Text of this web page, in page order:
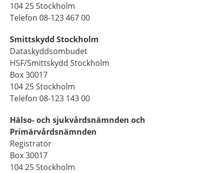
104 25 Stockholm
Telefon 08-123 467 00
Smittskydd Stockholm
Dataskyddsombudet
HSF/Smittskydd Stockholm
Box 30017
104 25 Stockholm
Telefon 08-123 143 00
Hälso- och sjukvårdsnämnden och
Primärvårdsnämnden
Registrator
Box 30017
104 25 Stockholm